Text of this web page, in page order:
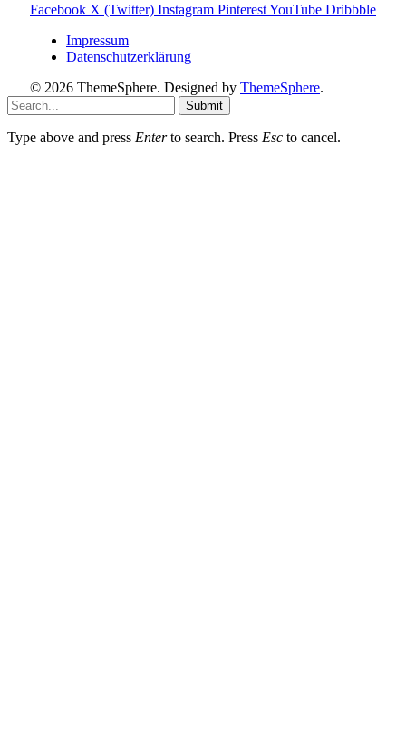
Facebook X (Twitter) Instagram PinterestYouTube Dribbble
Impressum
Datenschutzerklärung
© 2026 ThemeSphere. Designed by ThemeSphere.
Submit
Type above and press Enterto search. Press Esc to cancel.